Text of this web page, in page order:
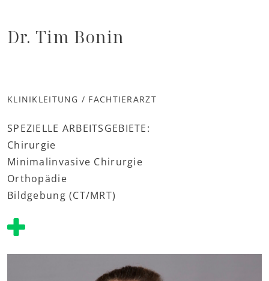
Dr. Tim Bonin
KLINIKLEITUNG / FACHTIERARZT
SPEZIELLE ARBEITSGEBIETE:
Chirurgie
Minimalinvasive Chirurgie
Orthopädie
Bildgebung (CT/MRT)